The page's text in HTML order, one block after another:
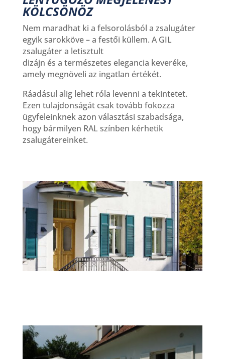
KÖLCSÖNÖZ
Nem maradhat ki a felsorolásból a zsalugáter
egyik sarokköve – a festői küllem. A GIL
zsalugáter a letisztult
dizájn és a természetes elegancia keveréke,
amely megnöveli az ingatlan értékét.
Ráadásul alig lehet róla levenni a tekintetet.
Ezen tulajdonságát csak tovább fokozza
ügyfeleinknek azon választási szabadsága,
hogy bármilyen RAL színben kérhetik
zsalugátereinket.